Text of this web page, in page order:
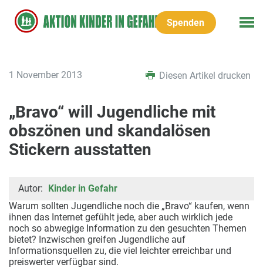
Spenden
1 November 2013 Diesen Artikel drucken
„Bravo“ will Jugendliche mit
obszönen und skandalösen
Stickern ausstatten
Autor: Kinder in Gefahr
Warum sollten Jugendliche noch die „Bravo“ kaufen, wenn
ihnen das Internet gefühlt jede, aber auch wirklich jede
noch so abwegige Information zu den gesuchten Themen
bietet? Inzwischen greifen Jugendliche auf
Informationsquellen zu, die viel leichter erreichbar und
preiswerter verfügbar sind.